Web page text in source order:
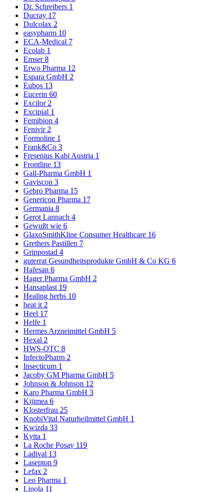
Dr. Schreibers 1
Ducray 17
Dulcolax 2
easypharm 10
ECA-Medical 7
Ecolab 1
Emser8
Erwo Pharma 12
Espara GmbH 2
Eubos 13
Eucerin 60
Excilor2
Excipial 1
Femibion 4
Fenivir2
Formoline 1
Frank&Co 3
Fresenius Kabi Austria 1
Frontline 13
Gall-Pharma GmbH 1
Gaviscon 3
Gebro Pharma 15
Genericon Pharma 17
Germania 8
Gerot Lannach 4
Gewußt wie 6
GlaxoSmithKline Consumer Healthcare 16
Grethers Pastillen 7
Grippostad 4
guterrat Gesundheitsprodukte GmbH & Co KG 6
Hafesan 6
Hager Pharma GmbH 2
Hansaplast 19
Healing herbs 10
heat it2
Heel 17
Helfe 1
Hermes Arzneimittel GmbH 5
Hexal 2
HWS-OTC 8
InfectoPharm 2
Insecticum 1
Jacoby GM Pharma GmbH 5
Johnson & Johnson 12
Karo Pharma GmbH 3
Kijimea 6
Klosterfrau 25
KnobiVital Naturheilmittel GmbH 1
Kwizda 33
Kytta 1
La Roche Posay 119
Ladival 13
Lasepton 9
Lefax 2
Leo Pharma 1
Linola 11